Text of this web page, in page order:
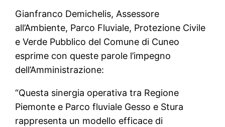
Gianfranco Demichelis, Assessore
all’Ambiente, Parco Fluviale, Protezione Civile
e Verde Pubblico del Comune di Cuneo
esprime con queste parole l’impegno
dell’Amministrazione:
“Questa sinergia operativa tra Regione
Piemonte e Parco fluviale Gesso e Stura
rappresenta un modello efficace di